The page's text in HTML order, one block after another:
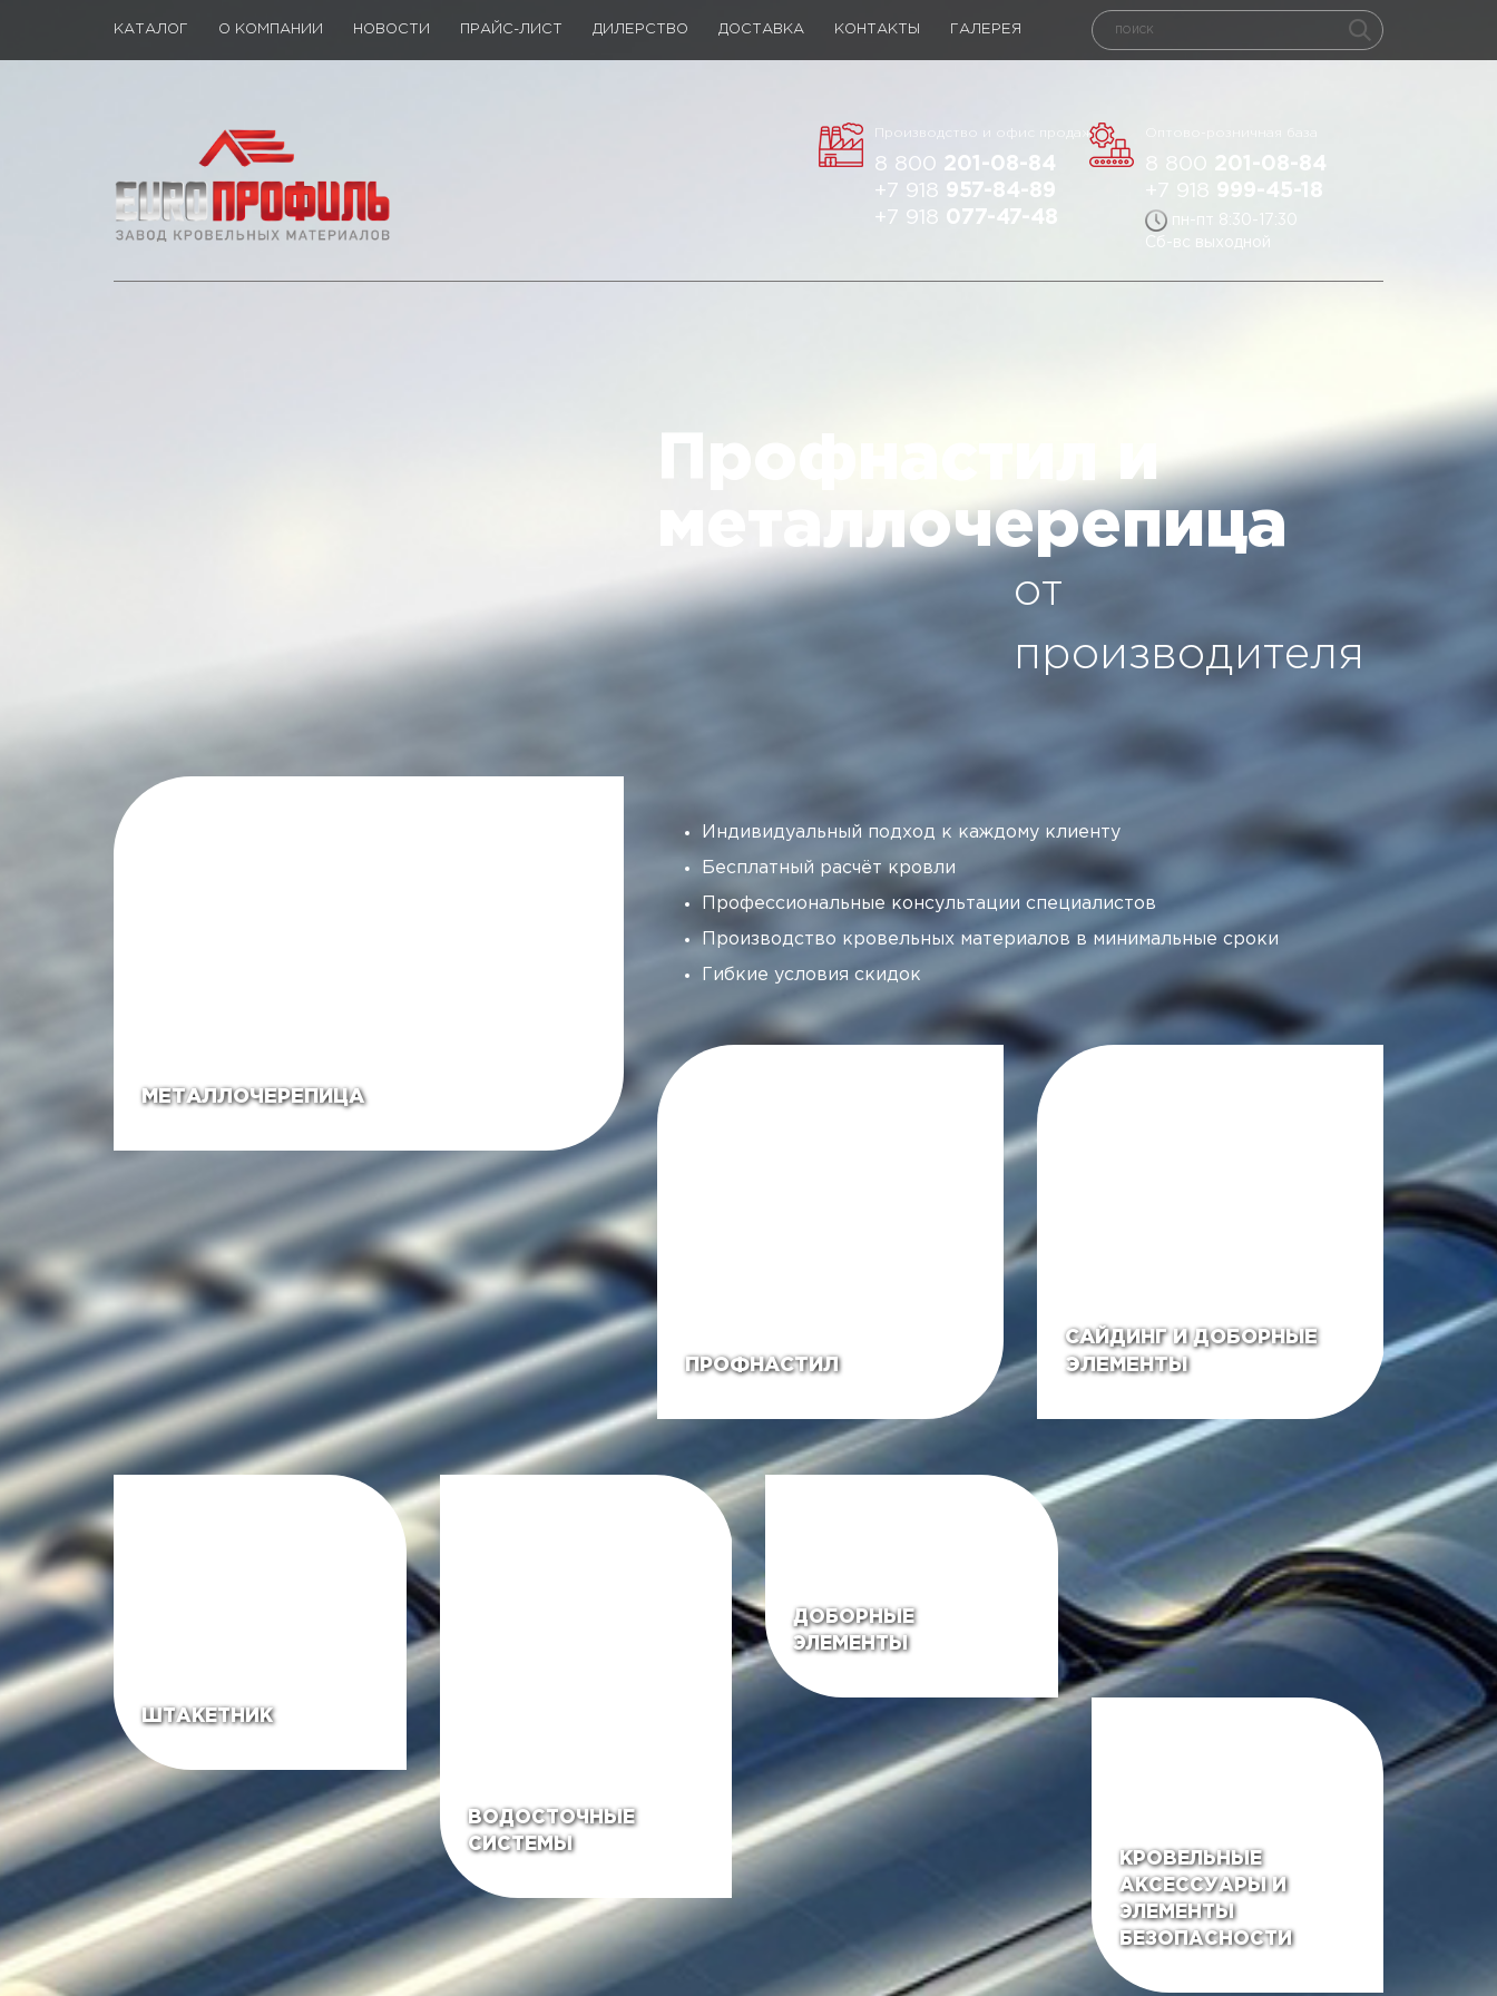
КАТАЛОГ О КОМПАНИИ НОВОСТИ ПРАЙС-ЛИСТ ДИЛЕРСТВО ДОСТАВКА КОНТАКТЫ ГАЛЕРЕЯ
Производство и офис продаж
8 800 201-08-84
+7 918 957-84-89
+7 918 077-47-48
8 800 201-08-84
+7 918 999-45-18
пн-пт 8:30-17:30
Сб-вс выходной
Профнастил и
металлочерепица
от
производителя
МЕТАЛЛОЧЕРЕПИЦА
Индивидуальный подход к каждому клиенту
Бесплатный расчёт кровли
Профессиональные консультации специалистов
Производство кровельных материалов в минимальные сроки
Гибкие условия скидок
ПРОФНАСТИЛ
САЙДИНГ И ДОБОРНЫЕ
ЭЛЕМЕНТЫ
ШТАКЕТНИК
ВОДОСТОЧНЫЕ
СИСТЕМЫ
ДОБОРНЫЕ
ЭЛЕМЕНТЫ
КРОВЕЛЬНЫЕ
АКСЕССУАРЫ И
ЭЛЕМЕНТЫ
БЕЗОПАСНОСТИ